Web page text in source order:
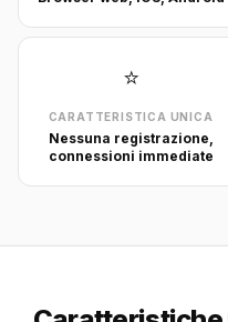
⭐
CARATTERISTICA UNICA
Nessuna registrazione,
connessioni immediate